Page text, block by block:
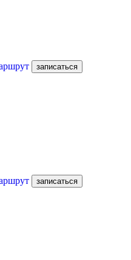
записаться
записаться